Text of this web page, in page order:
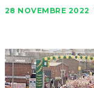
28 NOVEMBRE 2022